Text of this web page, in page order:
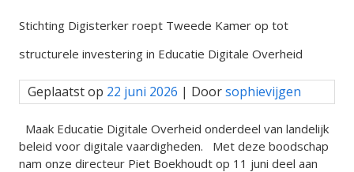
Stichting Digisterker roept Tweede Kamer op tot
structurele investering in Educatie Digitale Overheid
Geplaatst op 22 juni 2026 | Doorsophievijgen
Maak Educatie Digitale Overheid onderdeel van landelijk
beleid voor digitale vaardigheden. Met deze boodschap
nam onze directeur Piet Boekhoudt op 11 juni deel aan